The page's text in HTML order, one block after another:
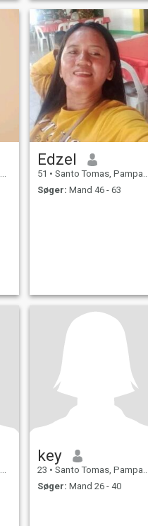
Edzel
51 • Santo Tomas, Pampanga, Filippinerne
Søger: Mand 46 - 63
key
23 • Santo Tomas, Pampanga, Filippinerne
Søger: Mand 26 - 40